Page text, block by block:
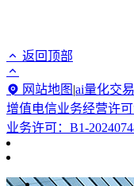
返回顶部
网站地图 |ai量化交
增值电信业务经营许
业务许可：B1-